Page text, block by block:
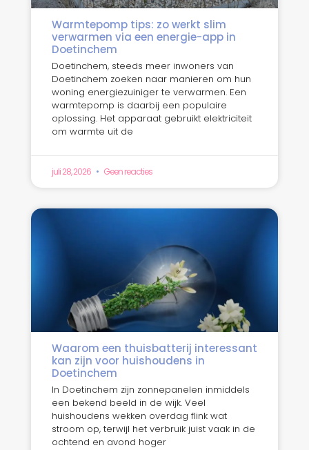
Warmtepomp tips: zo werkt slim
verwarmen via een energie-app in
Doetinchem
Doetinchem, steeds meer inwoners van
Doetinchem zoeken naar manieren om hun
woning energiezuiniger te verwarmen. Een
warmtepomp is daarbij een populaire
oplossing. Het apparaat gebruikt elektriciteit
om warmte uit de
juli 28, 2026 Geen reacties
Waarom een thuisbatterij interessant
kan zijn voor huishoudens in
Doetinchem
In Doetinchem zijn zonnepanelen inmiddels
een bekend beeld in de wijk. Veel
huishoudens wekken overdag flink wat
stroom op, terwijl het verbruik juist vaak in de
ochtend en avond hoger